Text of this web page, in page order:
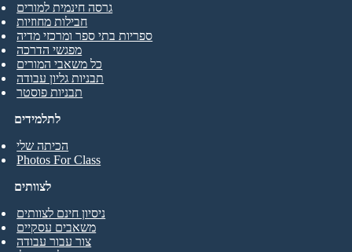
לתלמידים
הכיתה שלי
Photos For Class
גרסה חינמית למורים
חבילות מחוזיות
ספריות בתי ספר ומרכזי מדיה
מפגשי הדרכה
כל משאבי המורים
תבניות גליון עבודה
תבניות פוסטר
לצוותים
ניסיון חינם לצוותים
משאבים עסקיים
צור עבור עבודה